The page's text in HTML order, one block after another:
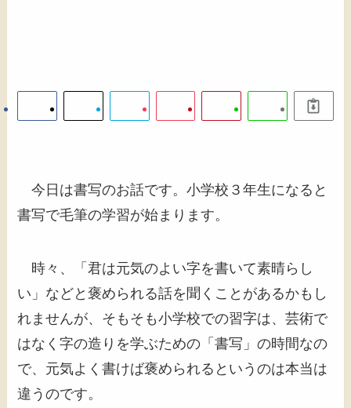
今日は書写のお話です。小学校３年生になると
書写で毛筆の学習が始まります。
時々、「君は元気のよい字を書いて素晴らし
い」などと褒められる話を聞くことがあるかもし
れませんが、そもそも小学校での習字は、芸術で
はなく字の造りを学ぶための「書写」の時間なの
で、元気よく書けば褒められるというのは本当は
違うのです。